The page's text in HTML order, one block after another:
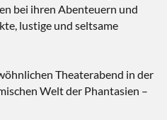
bei ihren Abenteuern und
lustige und seltsame
Theaterabend in der
Welt der Phantasien –